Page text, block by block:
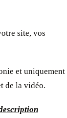
site, vos
et uniquement
de la vidéo.